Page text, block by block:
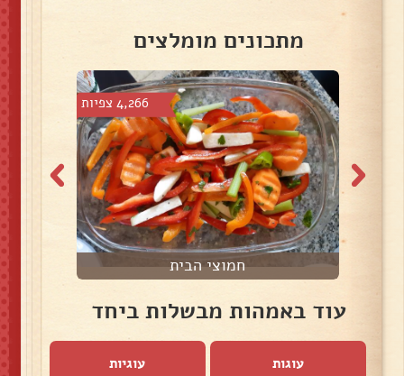
מתכונים מומלצים
4,266 צפיות
חמוצי הבית
עוד באמהות מבשלות ביחד
עוגות עוגיות